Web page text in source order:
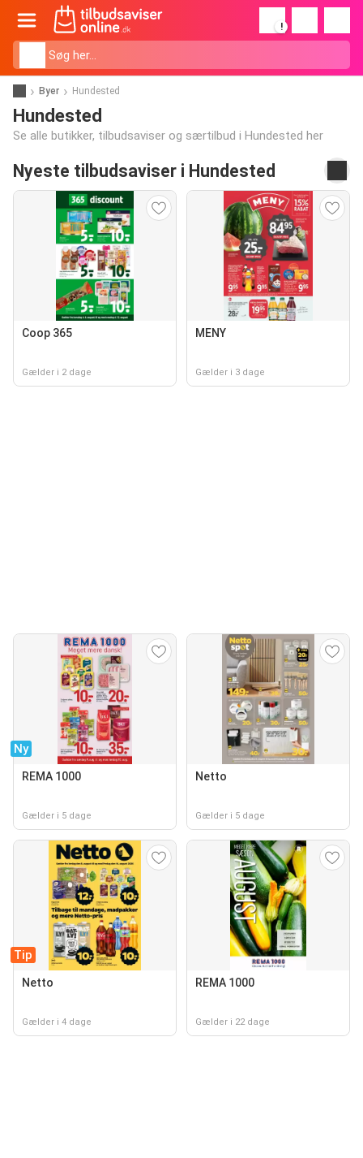
!
Byer Hundested
Hundested
Se alle butikker, tilbudsaviser og særtilbud i Hundested her
Nyeste tilbudsaviser i Hundested
Coop 365
Gælder i 2 dage
MENY
Gælder i 3 dage
Ny
REMA 1000
Gælder i 5 dage
Netto
Gælder i 5 dage
Tip
Netto
Gælder i 4 dage
REMA 1000
Gælder i 22 dage